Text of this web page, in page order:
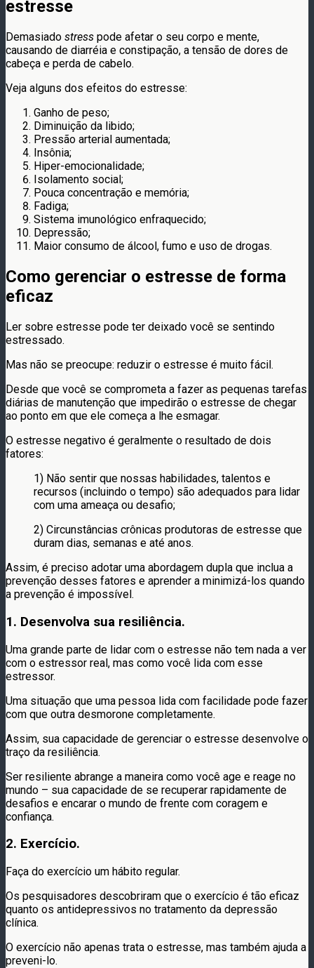
estresse
Demasiado stress pode afetar o seu corpo e mente,
causando de diarréia e constipação, a tensão de dores de
cabeça e perda de cabelo.
Veja alguns dos efeitos do estresse:
Ganho de peso;
Diminuição da libido;
Pressão arterial aumentada;
Insônia;
Hiper-emocionalidade;
Isolamento social;
Pouca concentração e memória;
Fadiga;
Sistema imunológico enfraquecido;
Depressão;
Maior consumo de álcool, fumo e uso de drogas.
Como gerenciar o estresse de forma
eficaz
Ler sobre estresse pode ter deixado você se sentindo
estressado.
Mas não se preocupe: reduzir o estresse é muito fácil.
Desde que você se comprometa a fazer as pequenas tarefas
diárias de manutenção que impedirão o estresse de chegar
ao ponto em que ele começa a lhe esmagar.
O estresse negativo é geralmente o resultado de dois
fatores:
1) Não sentir que nossas habilidades, talentos e
recursos (incluindo o tempo) são adequados para lidar
com uma ameaça ou desafio;
2) Circunstâncias crônicas produtoras de estresse que
duram dias, semanas e até anos.
Assim, é preciso adotar uma abordagem dupla que inclua a
prevenção desses fatores e aprender a minimizá-los quando
a prevenção é impossível.
1. Desenvolva sua resiliência.
Uma grande parte de lidar com o estresse não tem nada a ver
com o estressor real, mas como você lida com esse
estressor.
Uma situação que uma pessoa lida com facilidade pode fazer
com que outra desmorone completamente.
Assim, sua capacidade de gerenciar o estresse desenvolve o
traço da resiliência.
Ser resiliente abrange a maneira como você age e reage no
mundo – sua capacidade de se recuperar rapidamente de
desafios e encarar o mundo de frente com coragem e
confiança.
2. Exercício.
Faça do exercício um hábito regular.
Os pesquisadores descobriram que o exercício é tão eficaz
quanto os antidepressivos no tratamento da depressão
clínica.
O exercício não apenas trata o estresse, mas também ajuda a
preveni-lo.